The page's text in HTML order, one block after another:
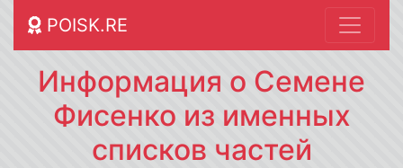
POISK.RE
Информация о Семене
Фисенко из именных
списков частей